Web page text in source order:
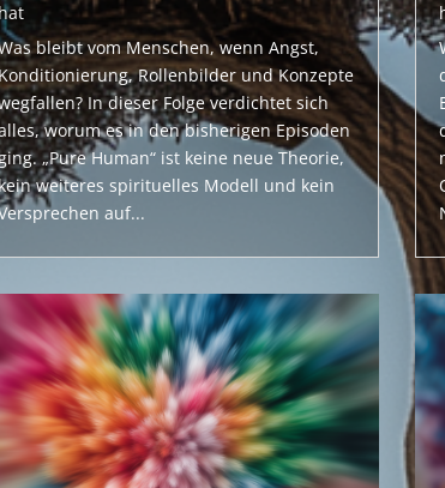
hat
bleibt vom Menschen, wenn Angst,
Konditionierung, Rollenbilder und Konzepte
In dieser Folge verdichtet sich
worum es in den bisherigen Episoden
„Pure Human“ ist keine neue Theorie,
weiteres spirituelles Modell und kein
auf...